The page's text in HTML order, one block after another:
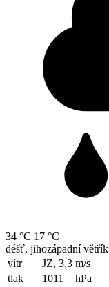
34 °C 17 °C
déšť, jihozápadní větřík
vítr
JZ, 3.3 m/s
tlak
1011
hPa